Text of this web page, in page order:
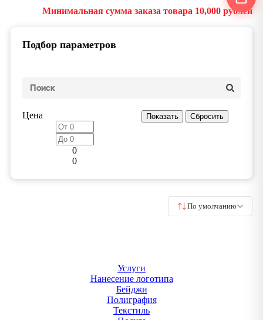
Минимальная сумма заказа товара 10,000 рублей
Подбор параметров
Цена
0
0
По умолчанию
Услуги
Нанесение логотипа
Бейджи
Полиграфия
Текстиль